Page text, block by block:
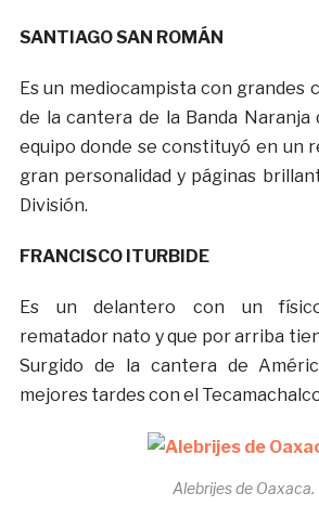
SANTIAGO SAN ROMÁN
Es un mediocampista con grandes
de la cantera de la Banda Naranja
equipo donde se constituyó en un
gran personalidad y páginas
División.
FRANCISCO ITURBIDE
Es un delantero con un físico
rematador nato y que por arriba
Surgido de la cantera de
mejores tardes con el
Alebrijes de Oaxaca.